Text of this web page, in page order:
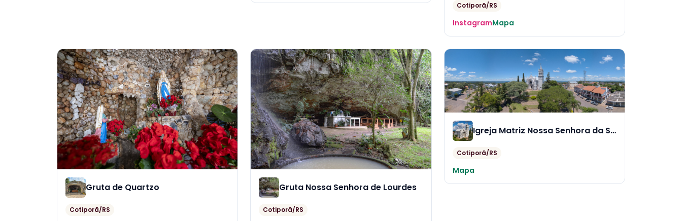
Cotiporã/RS
InstagramMapa
Gruta de Quartzo
Cotiporã/RS
Gruta Nossa Senhora de Lourdes
Cotiporã/RS
Igreja Matriz Nossa Senhora da Saúde
Cotiporã/RS
Mapa